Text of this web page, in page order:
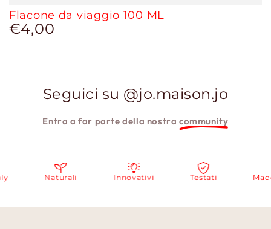
Flacone da viaggio 100 ML
Prezzo
regolare
€4,00
Seguici su @jo.maison.jo
Entra a far parte della nostracommunity
Naturali Innovativi Testati